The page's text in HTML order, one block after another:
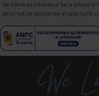
de catre producator fara preaviz
promotiile prezente in site sunt